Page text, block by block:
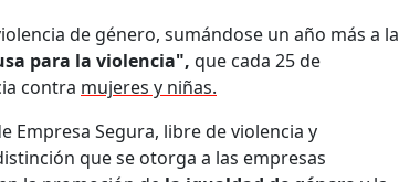
de género, sumándose un año más a la
para la violencia", que cada 25 de
contra mujeres y niñas.
Empresa Segura, libre de violencia y
que se otorga a las empresas